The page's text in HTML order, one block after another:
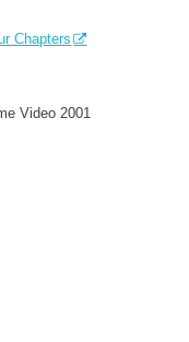
Chapters
Video 2001